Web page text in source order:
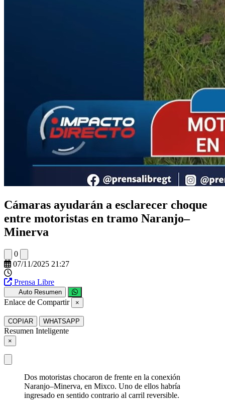
Cámaras ayudarán a esclarecer choque
entre motoristas en tramo Naranjo–
Minerva
0
07/11/2025 21:27
Prensa Libre
Auto Resumen
Enlace de Compartir ×
COPIAR WHATSAPP
Resumen Inteligente
×
Dos motoristas chocaron de frente en la conexión
Naranjo–Minerva, en Mixco. Uno de ellos habría
ingresado en sentido contrario al carril reversible.